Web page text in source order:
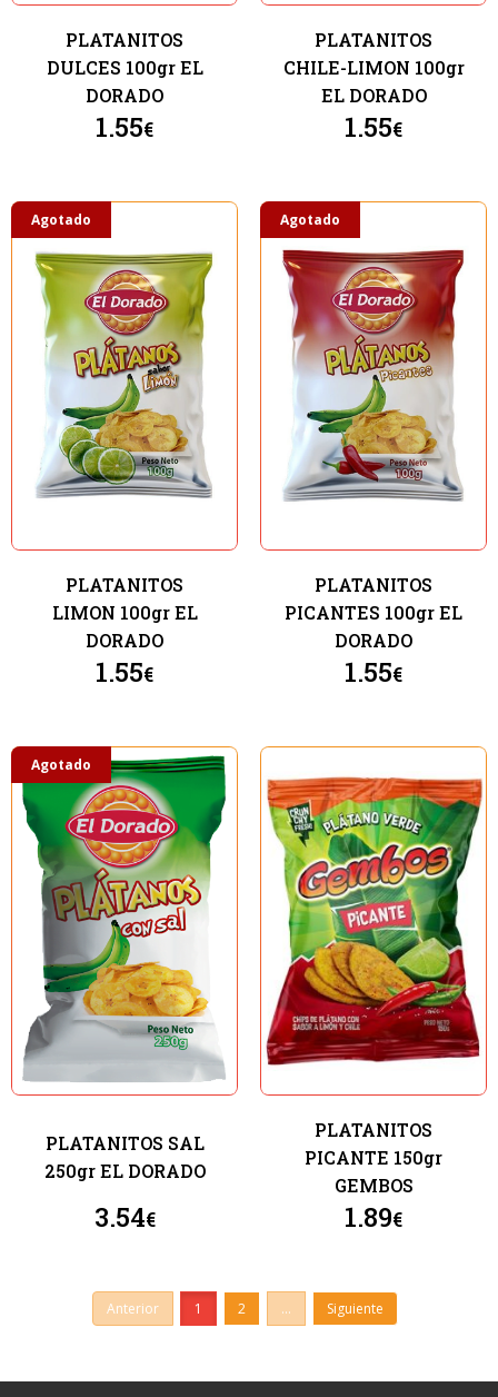
PLATANITOS
DULCES 100gr EL
DORADO
1.55€
PLATANITOS
CHILE-LIMON 100gr
EL DORADO
1.55€
Agotado
PLATANITOS
LIMON 100gr EL
DORADO
1.55€
Agotado
PLATANITOS
PICANTES 100gr EL
DORADO
1.55€
Agotado
PLATANITOS SAL
250gr EL DORADO
3.54€
PLATANITOS
PICANTE 150gr
GEMBOS
1.89€
Anterior 1 2 ... Siguiente